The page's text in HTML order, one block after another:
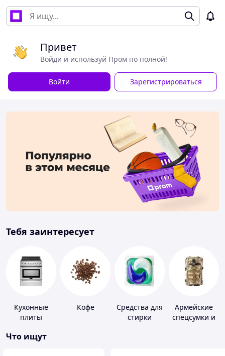
Привет
Войди и используй Пром по полной!
Войти Зарегистрироваться
Тебя заинтересует
Кухонные
плиты
Кофе
Средства для
стирки
Армейские
спецсумки и
Что ищут